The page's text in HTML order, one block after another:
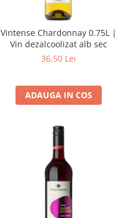
Vintense Chardonnay 0.75L |
Vin dezalcoolizat alb sec
36,50 Lei
ADAUGA IN COS